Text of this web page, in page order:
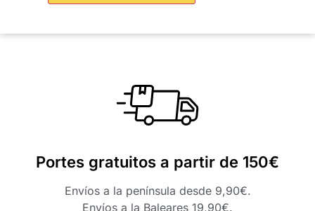
Portes gratuitos a partir de 150€
Envíos a la península desde 9,90€.
Envíos a la Baleares 19,90€.